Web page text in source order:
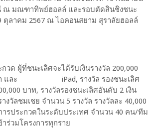
ณ มณฑาทิพย์ฮอลล์ และรอบตัดสินชิงชนะ
ตุลาคม 2567 ณ ไอคอนสยาม สุราลัยฮอลล์
วด ผู้ที่ชนะเลิศจะได้รับเงินรางวัล 200,000
ผ้า และ iPad, รางวัล รองชนะเลิศ
บาท, รางวัลรองชนะเลิศอันดับ 2 เงิน
งวัลชมเชย จำนวน 5 รางวัล รางวัลละ 40,000
รประกวดในระดับประเทศ จำนวน 40 คน/ทีม
ร่วมโครงการทุกราย